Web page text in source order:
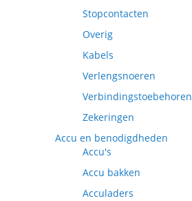
Stopcontacten
Overig
Kabels
Verlengsnoeren
Verbindingstoebehoren
Zekeringen
Accu en benodigdheden
Accu's
Accu bakken
Acculaders